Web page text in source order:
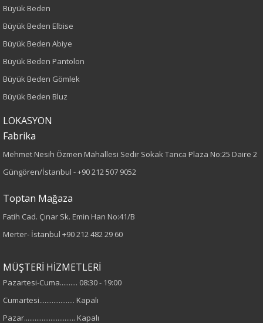
Büyük Beden
75
Kumaş Tipi
Dokuma
Desen
Düz
Kumaş
%100 Viskon
Yaka Tipi
Hakim Yaka
Büyük Beden
Büyük Beden Elbise
Büyük Beden Abiye
Büyük Beden Pantolon
Büyük Beden Gömlek
Büyük Beden Bluz
LOKASYON
Fabrika
Mehmet Nesih Özmen Mahallesi Sedir Sokak Tanca Plaza No:25 Daire 2
Güngören/İstanbul -+90 212 507 9052
Toptan Mağaza
Fatih Cad. Çınar Sk. Emin Han No:41/B
Merter- İstanbul +90 212 482 29 60
MÜŞTERİ HİZMETLERİ
Pazartesi-Cuma.......... 08:30 - 19:00
Cumartesi.................... Kapalı
Pazar............................. Kapalı